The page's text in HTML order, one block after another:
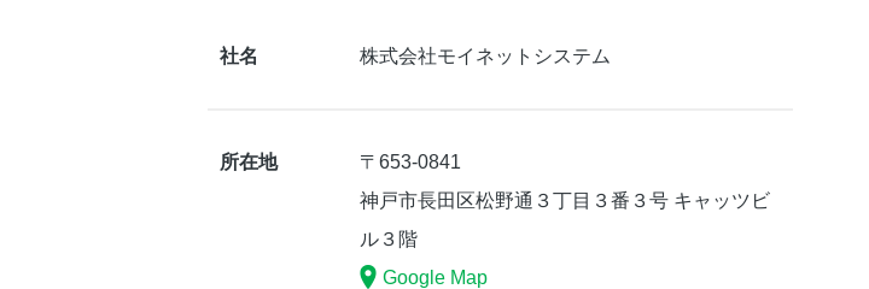
社名 株式会社モイネットシステム
所在地
〒653-0841
神戸市長田区松野通３丁目３番３号 キャッツビ
ル３階
Google Map